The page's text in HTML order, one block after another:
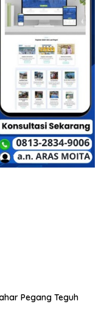
Pegang Teguh